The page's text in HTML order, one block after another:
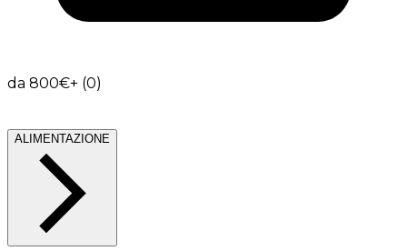
da 800€+ (0)
ALIMENTAZIONE